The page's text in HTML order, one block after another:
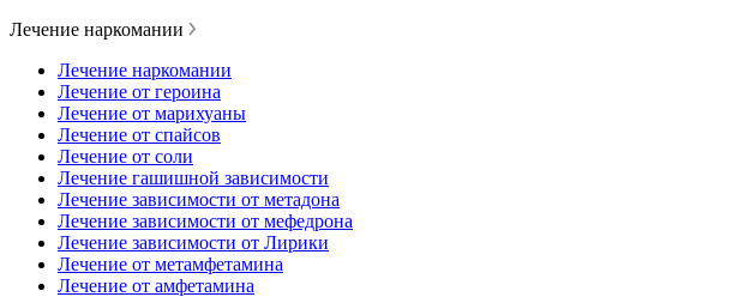
Лечение наркомании
Лечение наркомании
Лечение от героина
Лечение от марихуаны
Лечение от спайсов
Лечение от соли
Лечение гашишной зависимости
Лечение зависимости от метадона
Лечение зависимости от мефедрона
Лечение зависимости от Лирики
Лечение от метамфетамина
Лечение от амфетамина